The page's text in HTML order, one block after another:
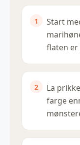
Start
flaten er
La
farge